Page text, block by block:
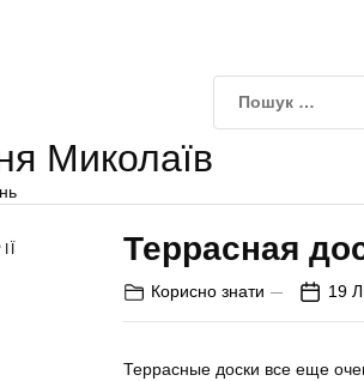
Миколаїв
Террасная
Корисно знати 19
Террасные доски все еще